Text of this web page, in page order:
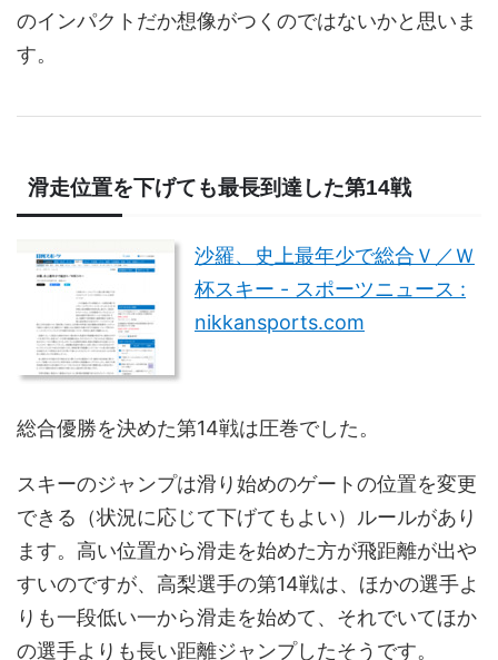
のインパクトだか想像がつくのではないかと思いま
す。
滑走位置を下げても最長到達した第14戦
沙羅、史上最年少で総合Ｖ／Ｗ
杯スキー - スポーツニュース :
nikkansports.com
総合優勝を決めた第14戦は圧巻でした。
スキーのジャンプは滑り始めのゲートの位置を変更
できる（状況に応じて下げてもよい）ルールがあり
ます。高い位置から滑走を始めた方が飛距離が出や
すいのですが、高梨選手の第14戦は、ほかの選手よ
りも一段低い一から滑走を始めて、それでいてほか
の選手よりも長い距離ジャンプしたそうです。